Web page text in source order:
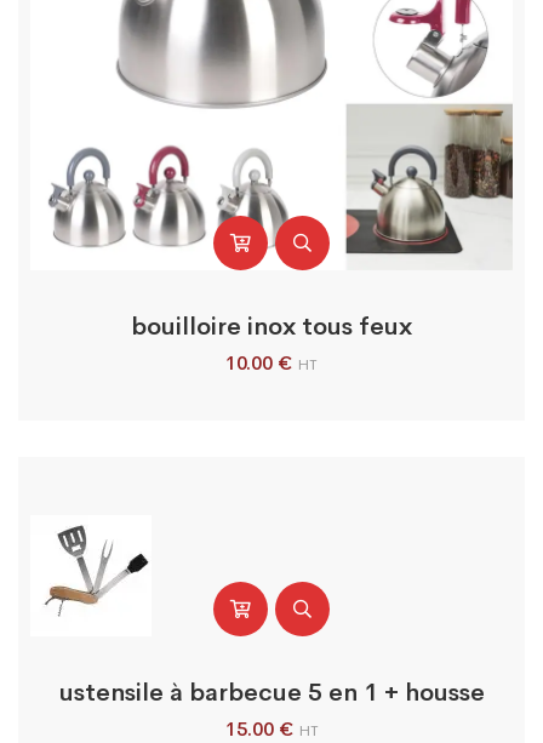
bouilloire inox tous feux
10.00 € HT
ustensile à barbecue 5 en 1 + housse
15.00 € HT